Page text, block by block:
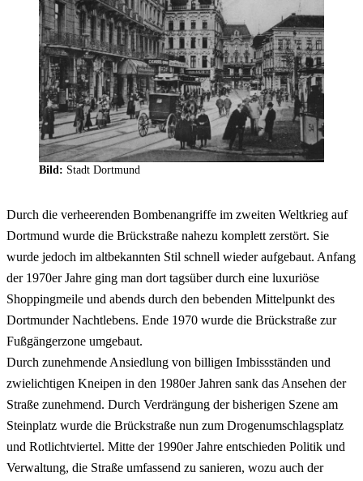
in der Stadt. In der Folge boomte der Bau von Hotels, teilweise mit
luxuriöser Ausstattung.
Gesellschaft, machte sich nach 1900 vor allem in der Brückstraße
bemerkbar. Neben Läden, die Luxusgüter anboten, waren es
Theater, Varietés und vor allem die neu aufkommenden Kinos.
Alleine auf der Brückstraße befanden sich bis zum ersten Weltkrieg
fünf von vierzehn Kinos im gesamten Stadtgebiet. Das
Brückstraßenviertel wurde zunehmend zur Vergnügungsmeile.
Bild: Stadt Dortmund
Durch die verheerenden Bombenangriffe im zweiten Weltkrieg auf
Dortmund wurde die Brückstraße nahezu komplett zerstört. Sie
wurde jedoch im altbekannten Stil schnell wieder aufgebaut. Anfang
der 1970er Jahre ging man dort tagsüber durch eine luxuriöse
Shoppingmeile und abends durch den bebenden Mittelpunkt des
Dortmunder Nachtlebens. Ende 1970 wurde die Brückstraße zur
Fußgängerzone umgebaut.
Durch zunehmende Ansiedlung von billigen Imbissständen und
zwielichtigen Kneipen in den 1980er Jahren sank das Ansehen der
Straße zunehmend. Durch Verdrängung der bisherigen Szene am
Steinplatz wurde die Brückstraße nun zum Drogenumschlagsplatz
und Rotlichtviertel. Mitte der 1990er Jahre entschieden Politik und
Verwaltung, die Straße umfassend zu sanieren, wozu auch der